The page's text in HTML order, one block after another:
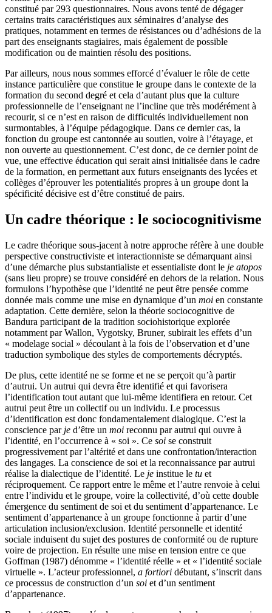
constitué par 293 questionnaires. Nous avons tenté de dégager
certains traits caractéristiques aux séminaires d’analyse des
pratiques, notamment en termes de résistances ou d’adhésions de la
part des enseignants stagiaires, mais également de possible
modification ou de maintien résolu des positions.
Par ailleurs, nous nous sommes efforcé d’évaluer le rôle de cette
instance particulière que constitue le groupe dans le contexte de la
formation du second degré et cela d’autant plus que la culture
professionnelle de l’enseignant ne l’incline que très modérément à
recourir, si ce n’est en raison de difficultés individuellement non
surmontables, à l’équipe pédagogique. Dans ce dernier cas, la
fonction du groupe est cantonnée au soutien, voire à l’étayage, et
non ouverte au questionnement. C’est donc, de ce dernier point de
vue, une effective éducation qui serait ainsi initialisée dans le cadre
de la formation, en permettant aux futurs enseignants des lycées et
collèges d’éprouver les potentialités propres à un groupe dont la
spécificité décisive est d’être constitué de pairs.
Un cadre théorique : le sociocognitivisme
Le cadre théorique sous-jacent à notre approche réfère à une double
perspective constructiviste et interactionniste se démarquant ainsi
d’une démarche plus substantialiste et essentialiste dont le je atopos
(sans lieu propre) se trouve considéré en dehors de la relation. Nous
formulons l’hypothèse que l’identité ne peut être pensée comme
donnée mais comme une mise en dynamique d’un moi en constante
adaptation. Cette dernière, selon la théorie sociocognitive de
Bandura participant de la tradition sociohistorique explorée
notamment par Wallon, Vygotsky, Bruner, subirait les effets d’un
« modelage social » découlant à la fois de l’observation et d’une
traduction symbolique des styles de comportements décryptés.
De plus, cette identité ne se forme et ne se perçoit qu’à partir
d’autrui. Un autrui qui devra être identifié et qui favorisera
l’identification tout autant que lui-même identifiera en retour. Cet
autrui peut être un collectif ou un individu. Le processus
d’identification est donc fondamentalement dialogique. C’est la
conscience par je d’être un moi reconnu par autrui qui ouvre à
l’identité, en l’occurrence à « soi ». Ce soi se construit
progressivement par l’altérité et dans une confrontation/interaction
des langages. La conscience de soi et la reconnaissance par autrui
réalise la dialectique de l’identité. Le je institue le tu et
réciproquement. Ce rapport entre le même et l’autre renvoie à celui
entre l’individu et le groupe, voire la collectivité, d’où cette double
émergence du sentiment de soi et du sentiment d’appartenance. Le
sentiment d’appartenance à un groupe fonctionne à partir d’une
articulation inclusion/exclusion. Identité personnelle et identité
sociale induisent du sujet des postures de conformité ou de rupture
voire de projection. En résulte une mise en tension entre ce que
Goffman (1987) dénomme « l’identité réelle » et « l’identité sociale
virtuelle ». L’acteur professionnel, a fortiori débutant, s’inscrit dans
ce processus de construction d’un soi et d’un sentiment
d’appartenance.